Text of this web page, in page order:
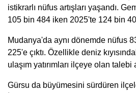
istikrarlı nüfus artışları yaşandı.
105 bin 484 iken 2025'te 124 bin
Mudanya'da aynı dönemde nüfus
225'e çıktı. Özellikle deniz
ulaşım yatırımları ilçeye olan talebi
Gürsu da büyümesini sürdüren